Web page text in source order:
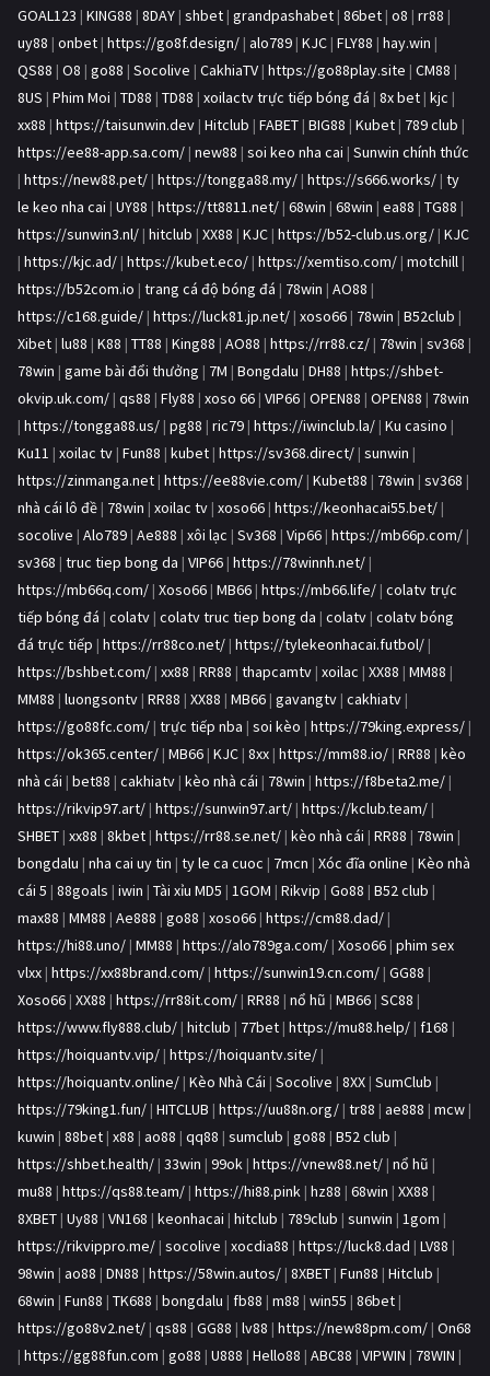
GOAL123 | KING88 | 8DAY | shbet | grandpashabet | 86bet | o8 | rr88 |
uy88 | onbet | https://go8f.design/ | alo789 | KJC | FLY88 | hay.win |
QS88 | O8 | go88 | Socolive | CakhiaTV | https://go88play.site | CM88 |
8US | Phim Moi | TD88 | TD88 | xoilactv trực tiếp bóng đá | 8x bet | kjc |
xx88 | https://taisunwin.dev | Hitclub | FABET | BIG88 | Kubet | 789 club |
https://ee88-app.sa.com/ | new88 | soi keo nha cai | Sunwin chính thức
| https://new88.pet/ | https://tongga88.my/ | https://s666.works/ | ty
le keo nha cai | UY88 | https://tt8811.net/ | 68win | 68win | ea88 | TG88 |
https://sunwin3.nl/ | hitclub | XX88 | KJC | https://b52-club.us.org/ | KJC
| https://kjc.ad/ | https://kubet.eco/ | https://xemtiso.com/ | motchill |
https://b52com.io | trang cá độ bóng đá | 78win | AO88 |
https://c168.guide/ | https://luck81.jp.net/ | xoso66 | 78win | B52club |
Xibet | lu88 | K88 | TT88 | King88 | AO88 | https://rr88.cz/ | 78win | sv368 |
78win | game bài đổi thưởng | 7M | Bongdalu | DH88 | https://shbet-
okvip.uk.com/ | qs88 | Fly88 | xoso 66 | VIP66 | OPEN88 | OPEN88 | 78win
| https://tongga88.us/ | pg88 | ric79 | https://iwinclub.la/ | Ku casino |
Ku11 | xoilac tv | Fun88 | kubet | https://sv368.direct/ | sunwin |
https://zinmanga.net | https://ee88vie.com/ | Kubet88 | 78win | sv368 |
nhà cái lô đề | 78win | xoilac tv | xoso66 | https://keonhacai55.bet/ |
socolive | Alo789 | Ae888 | xôi lạc | Sv368 | Vip66 | https://mb66p.com/ |
sv368 | truc tiep bong da | VIP66 | https://78winnh.net/ |
https://mb66q.com/ | Xoso66 | MB66 | https://mb66.life/ | colatv trực
tiếp bóng đá | colatv | colatv truc tiep bong da | colatv | colatv bóng
đá trực tiếp | https://rr88co.net/ | https://tylekeonhacai.futbol/ |
https://bshbet.com/ | xx88 | RR88 | thapcamtv | xoilac | XX88 | MM88 |
MM88 | luongsontv | RR88 | XX88 | MB66 | gavangtv | cakhiatv |
https://go88fc.com/ | trực tiếp nba | soi kèo | https://79king.express/ |
https://ok365.center/ | MB66 | KJC | 8xx | https://mm88.io/ | RR88 | kèo
nhà cái | bet88 | cakhiatv | kèo nhà cái | 78win | https://f8beta2.me/ |
https://rikvip97.art/ | https://sunwin97.art/ | https://kclub.team/ |
SHBET | xx88 | 8kbet | https://rr88.se.net/ | kèo nhà cái | RR88 | 78win |
bongdalu | nha cai uy tin | ty le ca cuoc | 7mcn | Xóc đĩa online | Kèo nhà
cái 5 | 88goals | iwin | Tài xỉu MD5 | 1GOM | Rikvip | Go88 | B52 club |
max88 | MM88 | Ae888 | go88 | xoso66 | https://cm88.dad/ |
https://hi88.uno/ | MM88 | https://alo789ga.com/ | Xoso66 | phim sex
vlxx | https://xx88brand.com/ | https://sunwin19.cn.com/ | GG88 |
Xoso66 | XX88 | https://rr88it.com/ | RR88 | nổ hũ | MB66 | SC88 |
https://www.fly888.club/ | hitclub | 77bet | https://mu88.help/ | f168 |
https://hoiquantv.vip/ | https://hoiquantv.site/ |
https://hoiquantv.online/ | Kèo Nhà Cái | Socolive | 8XX | SumClub |
https://79king1.fun/ | HITCLUB | https://uu88n.org/ | tr88 | ae888 | mcw |
kuwin | 88bet | x88 | ao88 | qq88 | sumclub | go88 | B52 club |
https://shbet.health/ | 33win | 99ok | https://vnew88.net/ | nổ hũ |
mu88 | https://qs88.team/ | https://hi88.pink | hz88 | 68win | XX88 |
8XBET | Uy88 | VN168 | keonhacai | hitclub | 789club | sunwin | 1gom |
https://rikvippro.me/ | socolive | xocdia88 | https://luck8.dad | LV88 |
98win | ao88 | DN88 | https://58win.autos/ | 8XBET | Fun88 | Hitclub |
68win | Fun88 | TK688 | bongdalu | fb88 | m88 | win55 | 86bet |
https://go88v2.net/ | qs88 | GG88 | lv88 | https://new88pm.com/ | On68
| https://gg88fun.com | go88 | U888 | Hello88 | ABC88 | VIPWIN | 78WIN |